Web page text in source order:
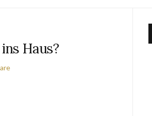
Haus?